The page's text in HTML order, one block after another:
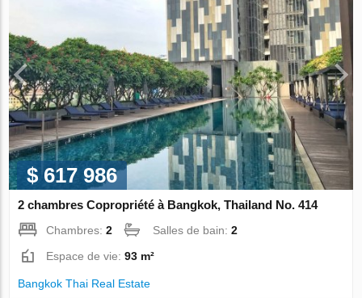
$ 617 986
2 chambres Copropriété à Bangkok, Thailand No. 414
Chambres:2 Salles de bain:2
Espace de vie:93 m²
Bangkok Thai Real Estate